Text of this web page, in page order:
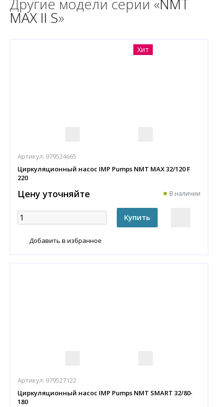
MAX II S»
Хит
Артикул: 979524665
Циркуляционный насос IMP Pumps NMT MAX 32/120 F
220
Цену уточняйте В наличии
Добавить в избранное
Артикул: 979527122
Циркуляционный насос IMP Pumps NMT SMART 32/80-
180